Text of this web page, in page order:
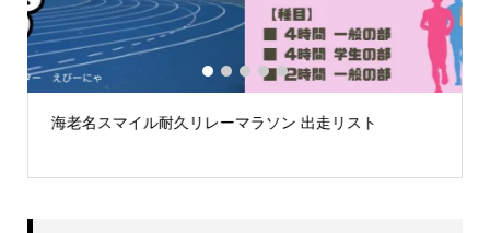
海老名スマイル耐久リレーマラソン 出走リスト
1 2 3 4 5